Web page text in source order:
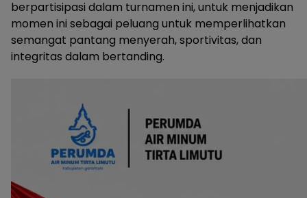
berpartisipasi dalam turnamen ini, untuk menjadikan
momen ini sebagai peluang untuk memperlihatkan
semangat pantang menyerah, sportivitas, dan
integritas dalam bertanding.